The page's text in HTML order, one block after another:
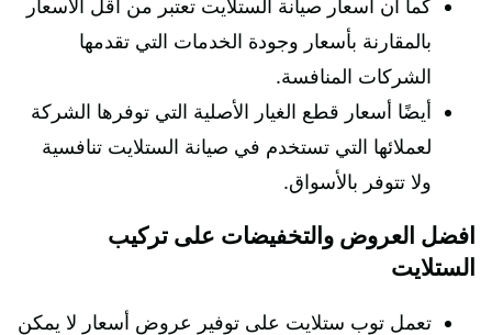
كما أن أسعار صيانة الستلايت تعتبر من أقل الأسعار
بالمقارنة بأسعار وجودة الخدمات التي تقدمها
الشركات المنافسة.
أيضًا أسعار قطع الغيار الأصلية التي توفرها الشركة
لعملائها التي تستخدم في صيانة الستلايت تنافسية
ولا تتوفر بالأسواق.
افضل العروض والتخفيضات على تركيب
الستلايت
تعمل توب ستلايت على توفير عروض أسعار لا يمكن